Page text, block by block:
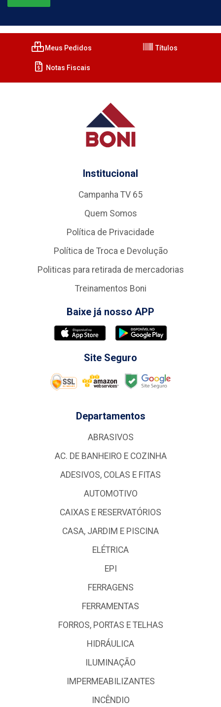
Meus Pedidos Títulos
Notas Fiscais
Institucional
Campanha TV 65
Quem Somos
Política de Privacidade
Política de Troca e Devolução
Politicas para retirada de mercadorias
Treinamentos Boni
Baixe já nosso APP
Site Seguro
Departamentos
ABRASIVOS
AC. DE BANHEIRO E COZINHA
ADESIVOS, COLAS E FITAS
AUTOMOTIVO
CAIXAS E RESERVATÓRIOS
CASA, JARDIM E PISCINA
ELÉTRICA
EPI
FERRAGENS
FERRAMENTAS
FORROS, PORTAS E TELHAS
HIDRÁULICA
ILUMINAÇÃO
IMPERMEABILIZANTES
INCÊNDIO